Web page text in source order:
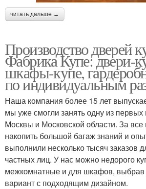
читать дальше →
Производство дверей
Фабрика Купе: двери-
шкафы-купе,
по индивидуальным
Наша компания более 15 лет
мы уже смогли занять одну из
Москвы и Московской области. За
накопить большой багаж знаний и
выполнили несколько тысяч заказов
частных лиц. У нас можно недорого
межкомнатные и для шкафов, выбрав
вариант с подходящим дизайном.